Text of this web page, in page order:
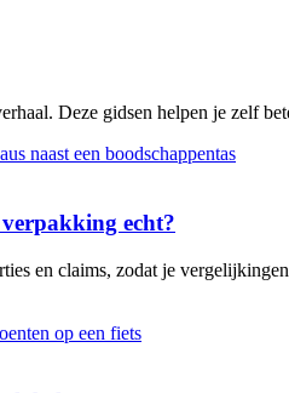
Deze gidsen helpen je zelf
echt?
en claims, zodat je